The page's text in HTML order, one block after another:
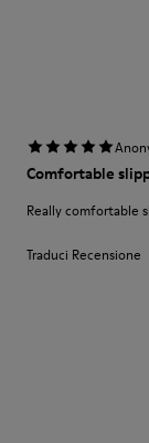
Comfortable
Really comfortable
Traduci Recensione